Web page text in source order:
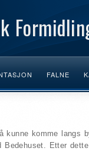
FALNE
kunne komme
Bedehuset. Etter